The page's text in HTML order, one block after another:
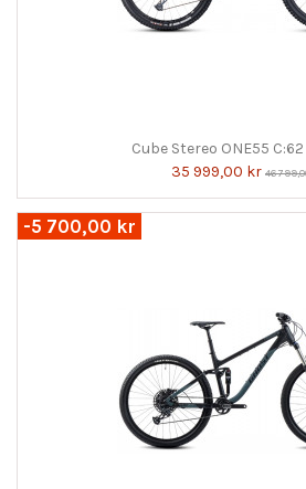
Cube Stereo ONE55
35 999,00 kr 46
-5 700,00 kr